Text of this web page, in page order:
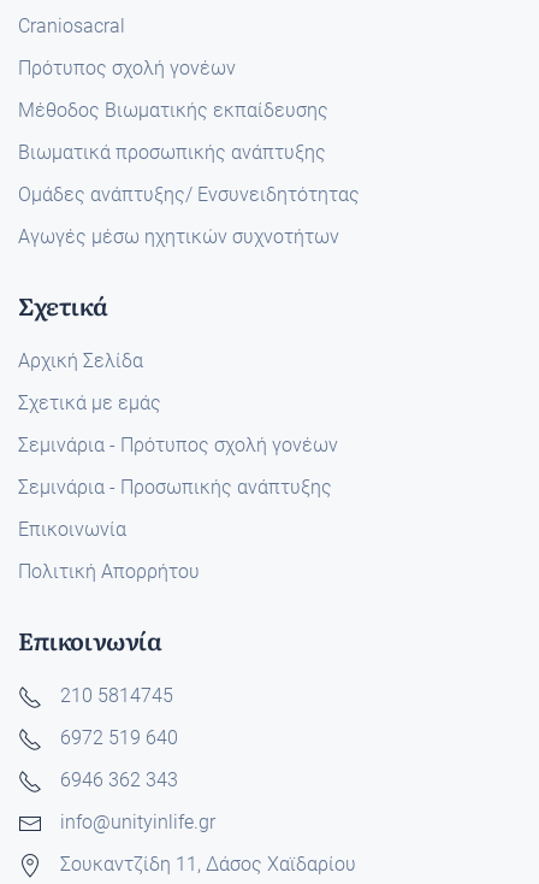
Craniosacral
Πρότυπος σχολή γονέων
Μέθοδος Βιωματικής εκπαίδευσης
Βιωματικά προσωπικής ανάπτυξης
Ομάδες ανάπτυξης/ Ενσυνειδητότητας
Αγωγές μέσω ηχητικών συχνοτήτων
Σχετικά
Αρχική Σελίδα
Σχετικά με εμάς
Σεμινάρια - Πρότυπος σχολή γονέων
Σεμινάρια - Προσωπικής ανάπτυξης
Επικοινωνία
Πολιτική Απορρήτου
Επικοινωνία
210 5814745
6972 519 640
6946 362 343
info@unityinlife.gr
Σουκαντζίδη 11, Δάσος Χαϊδαρίου